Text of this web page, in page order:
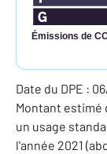
Émissions de
Date du DPE :
Montant estimé
un usage
l'année 2021